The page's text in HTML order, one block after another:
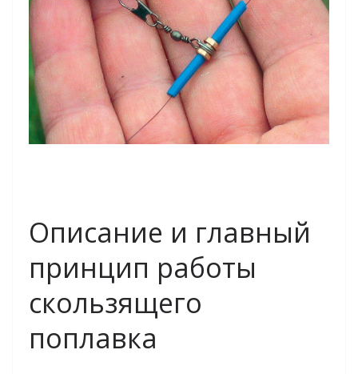
Описание и главный
принцип работы
скользящего
поплавка